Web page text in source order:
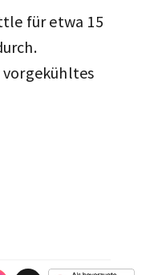
für etwa 15
vorgekühltes